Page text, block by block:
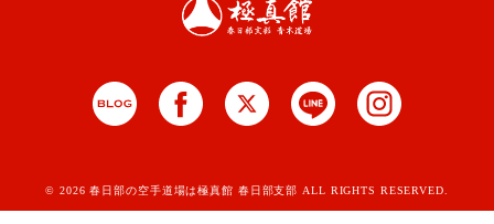
© 2026 春日部の空手道場は極真館 春日部支部 ALL RIGHTS RESERVED.